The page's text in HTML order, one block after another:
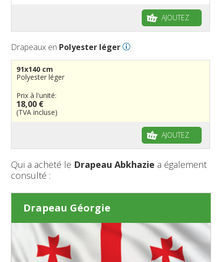
AJOUTEZ
Drapeaux en Polyester léger
91x140 cm
Polyester léger
Prix à l'unité:
18,00 €
(TVA incluse)
AJOUTEZ
Qui a acheté le Drapeau Abkhazie a également
consulté :
Drapeau Géorgie